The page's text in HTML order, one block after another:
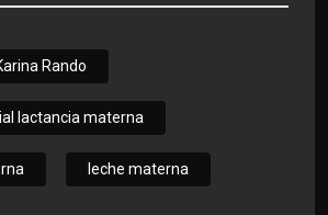
Rando
lactancia materna
leche materna